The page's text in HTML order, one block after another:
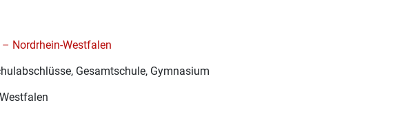
Nordrhein-Westfalen
Gesamtschule, Gymnasium